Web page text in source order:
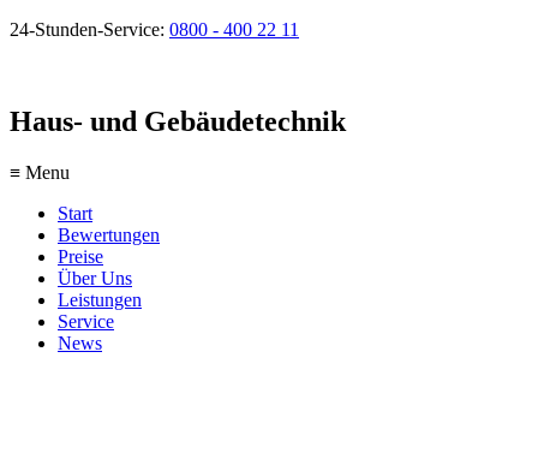
24-Stunden-Service: 0800 - 400 22 11
Haus- und Gebäudetechnik
≡ Menu
Start
Bewertungen
Preise
Über Uns
Leistungen
Service
News